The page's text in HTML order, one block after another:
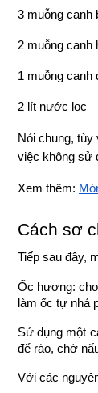
3 muỗng canh
2 muỗng canh
1 muỗng canh
2 lít nước lọc
Nói chung,
việc không sử
Xem thêm:
Cách sơ
Tiếp sau đây,
Ốc hương:
làm ốc tự nhả
Sử dụng một
để ráo, chờ
Với các